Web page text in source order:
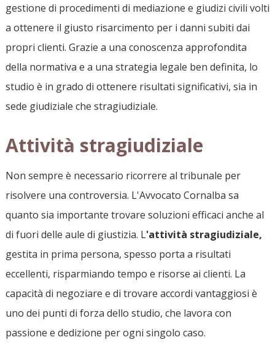
gestione di procedimenti di mediazione e giudizi civili volti
a ottenere il giusto risarcimento per i danni subiti dai
propri clienti. Grazie a una conoscenza approfondita
della normativa e a una strategia legale ben definita, lo
studio è in grado di ottenere risultati significativi, sia in
sede giudiziale che stragiudiziale.
Attività stragiudiziale
Non sempre è necessario ricorrere al tribunale per
risolvere una controversia. L'Avvocato Cornalba sa
quanto sia importante trovare soluzioni efficaci anche al
di fuori delle aule di giustizia. L'attività stragiudiziale,
gestita in prima persona, spesso porta a risultati
eccellenti, risparmiando tempo e risorse ai clienti. La
capacità di negoziare e di trovare accordi vantaggiosi è
uno dei punti di forza dello studio, che lavora con
passione e dedizione per ogni singolo caso.